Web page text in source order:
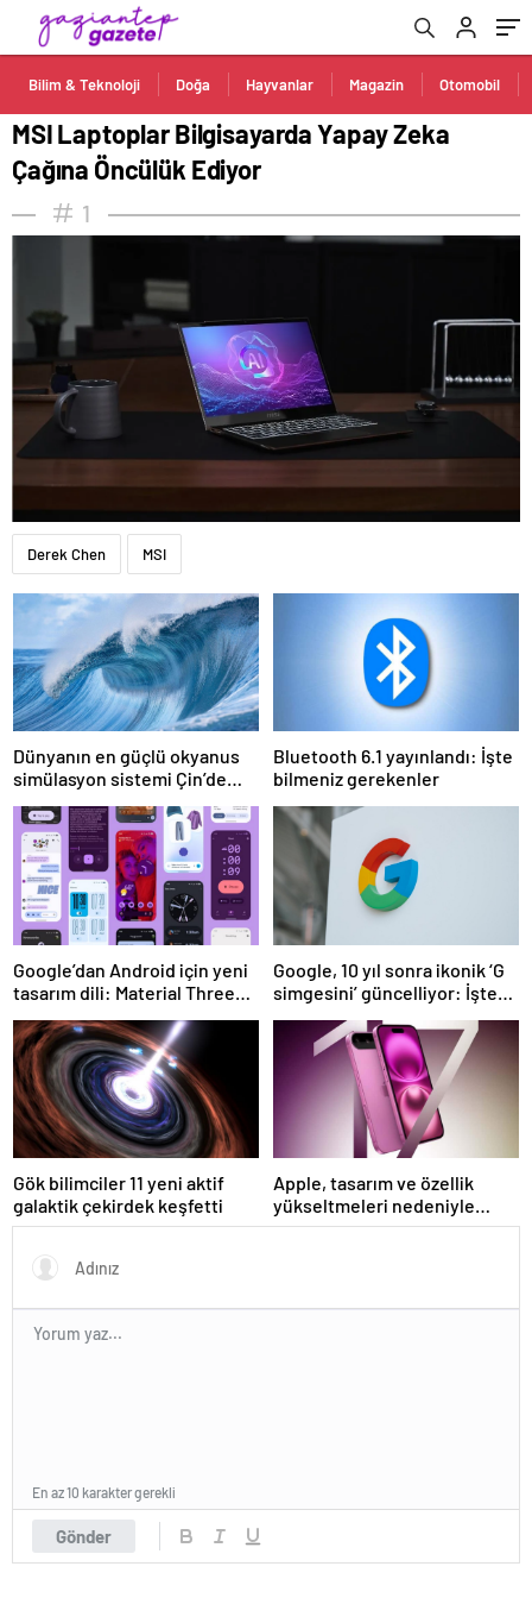
Bilim & Teknoloji Doğa Hayvanlar Magazin Otomobil
MSI Laptoplar Bilgisayarda Yapay Zeka
Çağına Öncülük Ediyor
1
Derek Chen MSI
Dünyanın en güçlü okyanus
simülasyon sistemi Çin’de
faaliyete geçiyor
Bluetooth 6.1 yayınlandı: İşte
bilmeniz gerekenler
Google’dan Android için yeni
tasarım dili: Material Three
Google, 10 yıl sonra ikonik ‘G
simgesini’ güncelliyor: İşte
Gök bilimciler 11 yeni aktif
galaktik çekirdek keşfetti
Apple, tasarım ve özellik
yükseltmeleri nedeniyle
iPhone 17 fiyatlarını artırabilir
Gönder
En az 10 karakter gerekli